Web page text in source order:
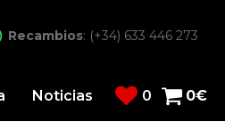
Recambios: (+34) 633 446 273
Noticias 0 0€